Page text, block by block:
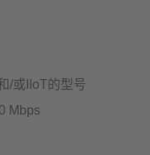
/或IIoT的型号
Mbps